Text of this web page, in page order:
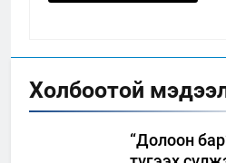
Холбоотой
“Долоон